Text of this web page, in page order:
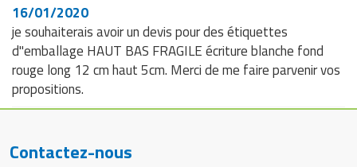
16/01/2020
je souhaiterais avoir un devis pour des étiquettes
d"emballage HAUT BAS FRAGILE écriture blanche fond
rouge long 12 cm haut 5cm. Merci de me faire parvenir vos
propositions.
Contactez-nous